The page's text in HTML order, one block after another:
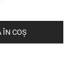
ÎN COȘ